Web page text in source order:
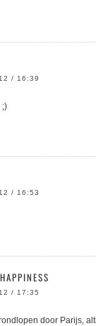
/ 16:39
;)
/ 16:53
/ 17:35
door Parijs,